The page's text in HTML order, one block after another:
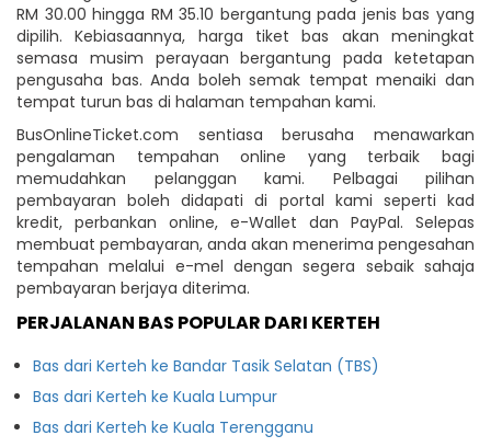
RM 30.00 hingga RM 35.10 bergantung pada jenis bas yang
dipilih. Kebiasaannya, harga tiket bas akan meningkat
semasa musim perayaan bergantung pada ketetapan
pengusaha bas. Anda boleh semak tempat menaiki dan
tempat turun bas di halaman tempahan kami.
BusOnlineTicket.com sentiasa berusaha menawarkan
pengalaman tempahan online yang terbaik bagi
memudahkan pelanggan kami. Pelbagai pilihan
pembayaran boleh didapati di portal kami seperti kad
kredit, perbankan online, e-Wallet dan PayPal. Selepas
membuat pembayaran, anda akan menerima pengesahan
tempahan melalui e-mel dengan segera sebaik sahaja
pembayaran berjaya diterima.
PERJALANAN BAS POPULAR DARI KERTEH
Bas dari Kerteh ke Bandar Tasik Selatan (TBS)
Bas dari Kerteh ke Kuala Lumpur
Bas dari Kerteh ke Kuala Terengganu